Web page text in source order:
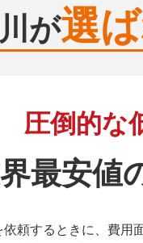
が選
圧倒的な
最安値
頼するときに、費用